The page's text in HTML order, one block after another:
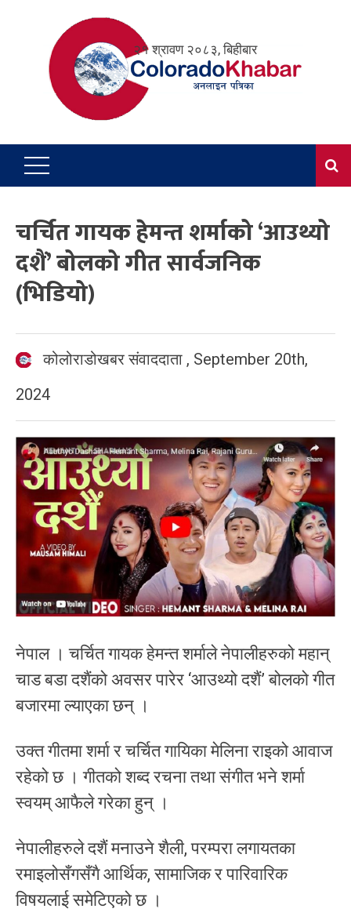
२१ श्रावण २०८३, बिहीबार
चर्चित गायक हेमन्त शर्माको ‘आउथ्यो
दशैं’ बोलको गीत सार्वजनिक
(भिडियो)
कोलोराडोखबर संवाददाता , September 20th,
2024
नेपाल । चर्चित गायक हेमन्त शर्माले नेपालीहरुको महान्
चाड बडा दशैंको अवसर पारेर ‘आउथ्यो दशैं’ बोलको गीत
बजारमा ल्याएका छन् ।
उक्त गीतमा शर्मा र चर्चित गायिका मेलिना राइको आवाज
रहेको छ । गीतको शब्द रचना तथा संगीत भने शर्मा
स्वयम् आफैले गरेका हुन् ।
नेपालीहरुले दशैं मनाउने शैली, परम्परा लगायतका
रमाइलोसँगसँगै आर्थिक, सामाजिक र पारिवारिक
विषयलाई समेटिएको छ ।